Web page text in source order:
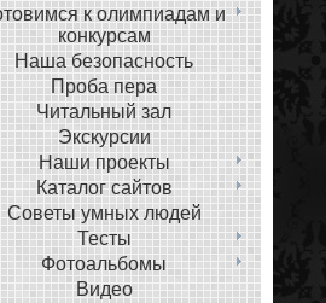
к олимпиадам и
конкурсам
Наша безопасность
Проба пера
Читальный зал
Экскурсии
Наши проекты
Каталог сайтов
Советы умных людей
Тесты
Фотоальбомы
Видео